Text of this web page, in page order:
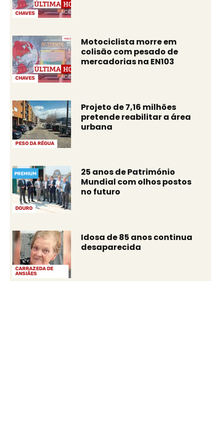
CHAVES
CHAVES
Motociclista morre em
colisão com pesado de
mercadorias na EN103
PESO DA RÉGUA
Projeto de 7,16 milhões
pretende reabilitar a área
urbana
DOURO
PREMIUM
25 anos de Património
Mundial com olhos postos
no futuro
CARRAZEDA DE
ANSIÃES
Idosa de 85 anos continua
desaparecida